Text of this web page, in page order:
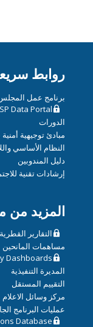
روابط
برنامج عمل المجلس
Data Portal
الدورات
مبادئ توجيهية
النظام الأساسي
دليل المندوبين
إرشادات تقنية
المزيد من
التقارير
مساهمات المانحين
Dashboards
المديرة التنفيذية
التقييم المستقل
مركز وسائل الاعلام
عمليات البرنامج
Database